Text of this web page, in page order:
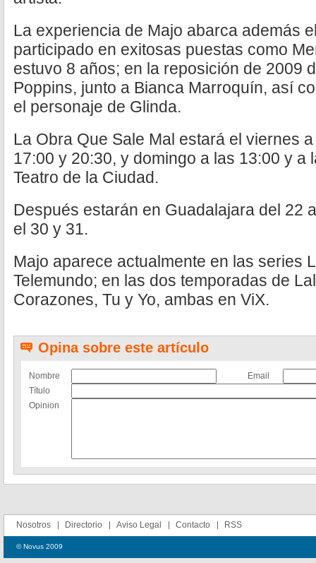
La experiencia de Majo abarca además
participado en exitosas puestas como
estuvo 8 años; en la reposición de 2009
Poppins, junto a Bianca Marroquín, así
el personaje de Glinda.
La Obra Que Sale Mal estará el viernes
17:00 y 20:30, y domingo a las 13:00 y a
Teatro de la Ciudad.
Después estarán en Guadalajara del 22
el 30 y 31.
Majo aparece actualmente en las series
Telemundo; en las dos temporadas de
Corazones, Tu y Yo, ambas en ViX.
Opina sobre este artículo
Nombre
Email
Título
Opinion
Nosotros Directorio Aviso Legal Contacto RSS
© Novus 2009